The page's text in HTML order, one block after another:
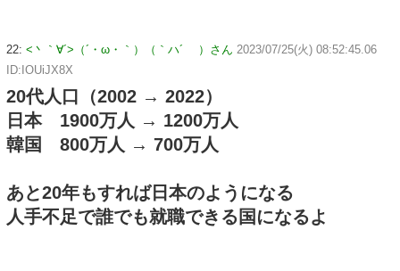
22: <丶｀∀´>（´・ω・｀）（｀ハ´ ）さん 2023/07/25(火) 08:52:45.06
ID:IOUiJX8X
20代人口（2002 → 2022）
日本 1900万人 → 1200万人
韓国 800万人 → 700万人
あと20年もすれば日本のようになる
人手不足で誰でも就職できる国になるよ